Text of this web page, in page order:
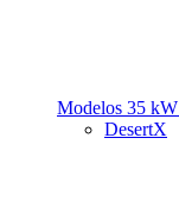
Modelos 35 kW
DesertX